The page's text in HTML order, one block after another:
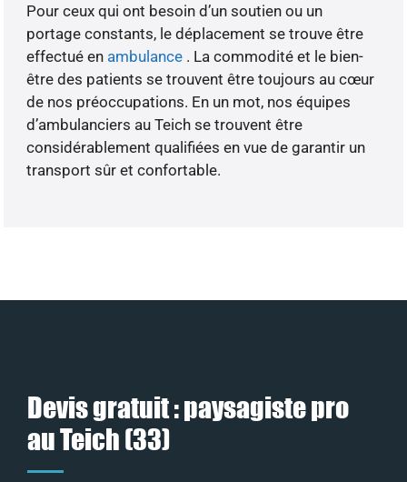
Pour ceux qui ont besoin d’un soutien ou un
portage constants, le déplacement se trouve être
effectué en ambulance . La commodité et le bien-
être des patients se trouvent être toujours au cœur
de nos préoccupations. En un mot, nos équipes
d’ambulanciers au Teich se trouvent être
considérablement qualifiées en vue de garantir un
transport sûr et confortable.
Devis gratuit : paysagiste pro
au Teich (33)